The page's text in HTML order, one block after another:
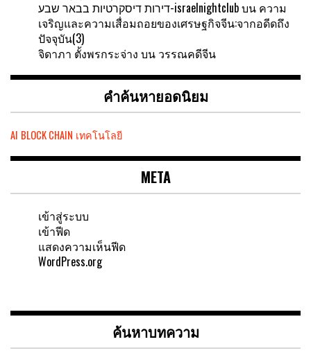
דירות דיסקרטיות בבאר שבע-israelnightclubบน ความ
เจริญและความเสื่อมถอยของเศรษฐกิจจีน:จากอดีดถึง
ปัจจุบัน(3)
จิดาภา ตั้งพรกระจ่าง บน วรรณคดีจีน
คำค้นหายอดนิยม
AI BLOCK CHAIN เทคโนโลยี
META
เข้าสู่ระบบ
เข้าฟีด
แสดงความเห็นฟีด
WordPress.org
ค้นหาบทความ